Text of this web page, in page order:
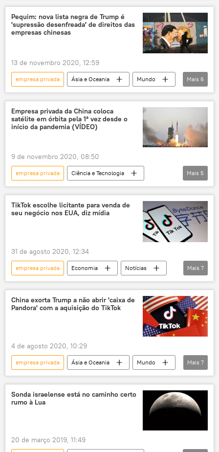
Pequim: nova lista negra de Trump é
'supressão desenfreada' de direitos das
empresas chinesas
13 de novembro 2020, 12:59
empresa privada Ásia e Oceania
Mundo
Notícias
China
empresas
Donald Trump EUA
Mais 6
Empresa privada da China coloca
satélite em órbita pela 1ª vez desde o
início da pandemia (VÍDEO)
9 de novembro 2020, 08:50
empresa privada
Ciência e Tecnologia
Sociedade
Notícias
satélite
foguete-portador
aeroespacial
Mais 5
TikTok escolhe licitante para venda de
seu negócio nos EUA, diz mídia
31 de agosto 2020, 12:34
empresa privada Economia
Notícias
negociações
tecnologia
rede social
aplicativos
China
Donald Trump
EUA
Mais 7
China exorta Trump a não abrir 'caixa de
Pandora' com a aquisição do TikTok
4 de agosto 2020, 10:29
empresa privada Ásia e Oceania
Mundo
Notícias
aplicativos
rede social
Ministério das Relações Exteriores da China
EUA
Mais 7
Sonda israelense está no caminho certo
rumo à Lua
20 de março 2019, 11:49